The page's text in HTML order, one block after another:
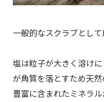
一般的なスクラブとし
塩は粒子が大きく溶け
が角質を落とすため天
豊富に含まれたミネラ